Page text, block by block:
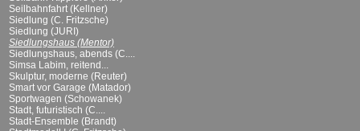
Seilbahnfahrt (Kellner)
Siedlung (C. Fritzsche)
Siedlung (JURI)
Siedlungshaus (Mentor)
Siedlungshaus, abends (C....
Simsa Labim, reitend...
Skulptur, moderne (Reuter)
Smart vor Garage (Matador)
Sportwagen (Schowanek)
Stadt, futuristisch (C....
Stadt-Ensemble (Brandt)